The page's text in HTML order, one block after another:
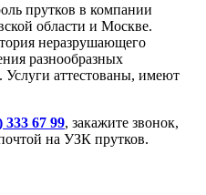
прутков в компании
области и Москве.
неразрушающего
разнообразных
Услуги аттестованы, имеют
333 67 99, закажите звонок,
на УЗК прутков.